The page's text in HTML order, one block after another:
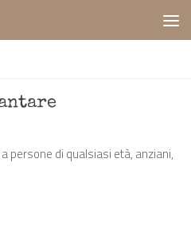
persone di qualsiasi età, anziani,